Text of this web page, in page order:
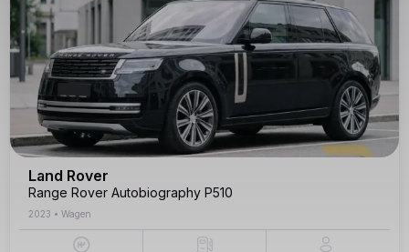
Land Rover
Range Rover Autobiography P510
2023 • Wagen